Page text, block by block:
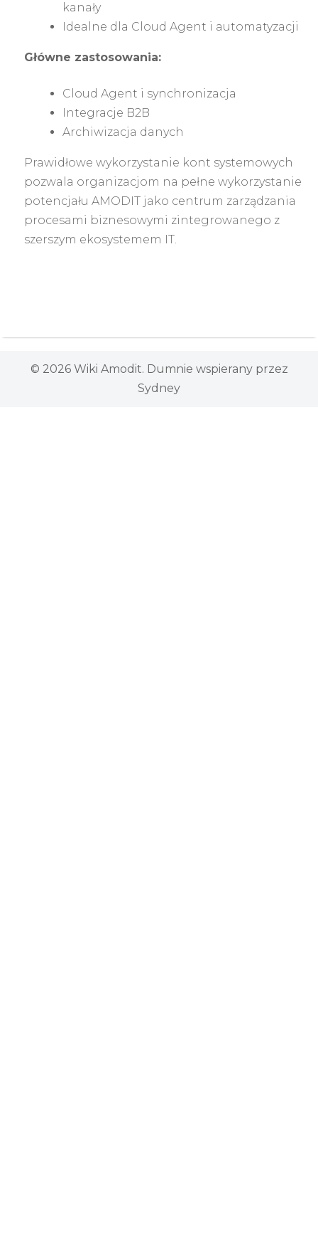
kanały
Idealne dla Cloud Agent i automatyzacji
Główne zastosowania:
Cloud Agent i synchronizacja
Integracje B2B
Archiwizacja danych
Prawidłowe wykorzystanie kont systemowych
pozwala organizacjom na pełne wykorzystanie
potencjału AMODIT jako centrum zarządzania
procesami biznesowymi zintegrowanego z
szerszym ekosystemem IT.
© 2026 Wiki Amodit. Dumnie wspierany przez
Sydney